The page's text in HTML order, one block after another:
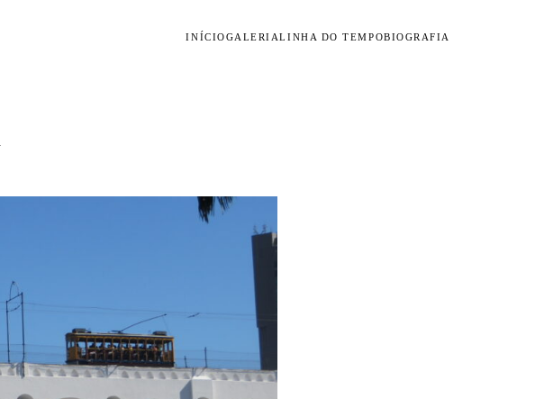
INÍCIOGALERIALINHA DO TEMPOBIOGRAFIA